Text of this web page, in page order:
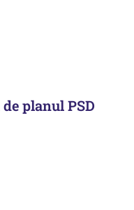
planul PSD